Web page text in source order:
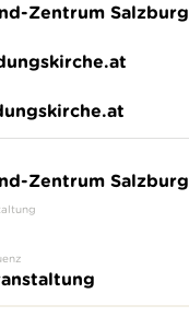
Zentrum Salzburg
Zentrum Salzburg